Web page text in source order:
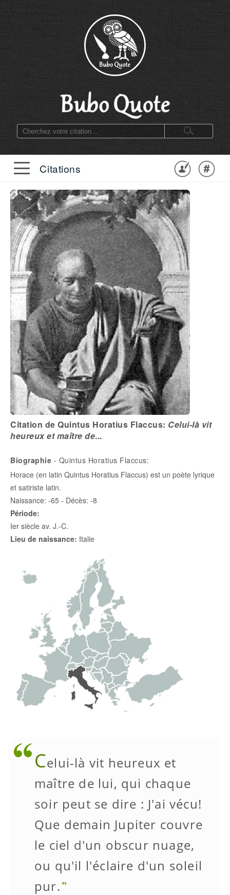
Citations
Citation de Quintus Horatius Flaccus: Celui-là vit
heureux et maître de...
Biographie - Quintus Horatius Flaccus:
Horace (en latin Quintus Horatius Flaccus) est un poète lyrique
et satiriste latin.
Naissance: -65 - Décès: -8
Période:
Ier siècle av. J.-C.
Lieu de naissance: Italie
Celui-là vit heureux et
maître de lui, qui chaque
soir peut se dire : J'ai vécu!
Que demain Jupiter couvre
le ciel d'un obscur nuage,
ou qu'il l'éclaire d'un soleil
pur.